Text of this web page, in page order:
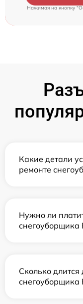
Нажимая на кнопку
Какие детали
ремонте
Нужно ли
снегоуборщика
Сколько длится
снегоуборщика